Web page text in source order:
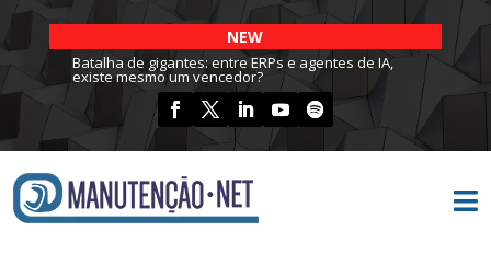
NEW
Batalha de gigantes: entre ERPs e agentes de IA,
existe mesmo um vencedor?
